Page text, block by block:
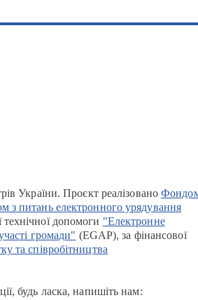
України. Проєкт реалізовано
з питань електронного урядування
допомоги "Електронне
громади" (EGAP), за фінансової
та співробітництва
будь ласка, напишіть нам: